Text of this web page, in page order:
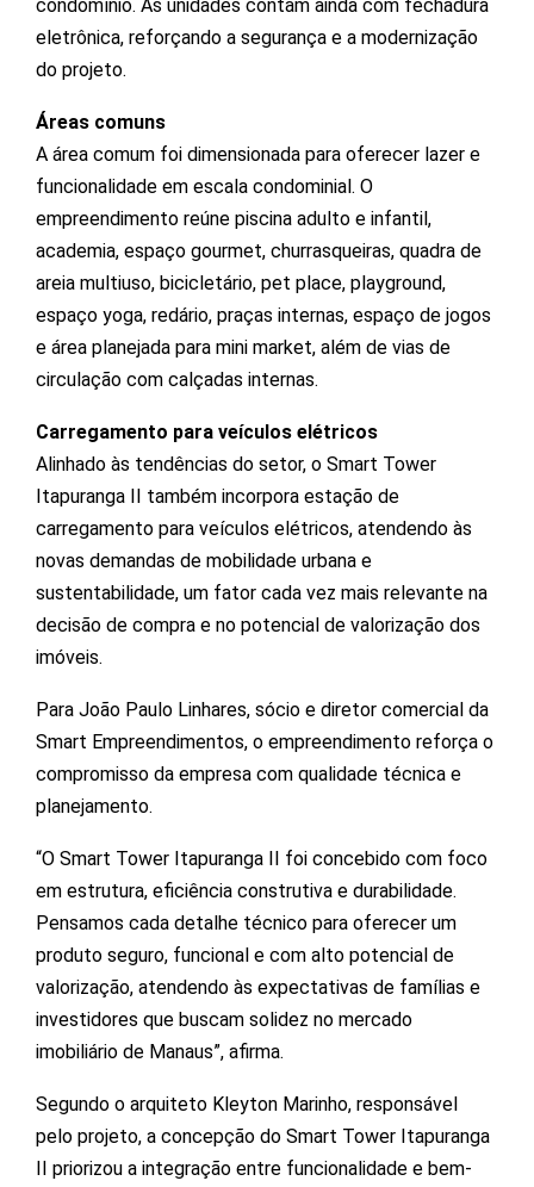
condomínio. As unidades contam ainda com fechadura
eletrônica, reforçando a segurança e a modernização
do projeto.
Áreas comuns
A área comum foi dimensionada para oferecer lazer e
funcionalidade em escala condominial. O
empreendimento reúne piscina adulto e infantil,
academia, espaço gourmet, churrasqueiras, quadra de
areia multiuso, bicicletário, pet place, playground,
espaço yoga, redário, praças internas, espaço de jogos
e área planejada para mini market, além de vias de
circulação com calçadas internas.
Carregamento para veículos elétricos
Alinhado às tendências do setor, o Smart Tower
Itapuranga II também incorpora estação de
carregamento para veículos elétricos, atendendo às
novas demandas de mobilidade urbana e
sustentabilidade, um fator cada vez mais relevante na
decisão de compra e no potencial de valorização dos
imóveis.
Para João Paulo Linhares, sócio e diretor comercial da
Smart Empreendimentos, o empreendimento reforça o
compromisso da empresa com qualidade técnica e
planejamento.
“O Smart Tower Itapuranga II foi concebido com foco
em estrutura, eficiência construtiva e durabilidade.
Pensamos cada detalhe técnico para oferecer um
produto seguro, funcional e com alto potencial de
valorização, atendendo às expectativas de famílias e
investidores que buscam solidez no mercado
imobiliário de Manaus”, afirma.
Segundo o arquiteto Kleyton Marinho, responsável
pelo projeto, a concepção do Smart Tower Itapuranga
II priorizou a integração entre funcionalidade e bem-